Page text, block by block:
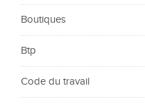
Boutiques
Btp
Code du travail